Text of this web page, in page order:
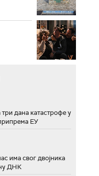
дана катастрофе у
ЕУ
има свог двојника
ДНК